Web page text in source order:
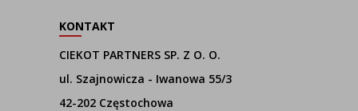
KONTAKT
CIEKOT PARTNERS SP. Z O. O.
ul. Szajnowicza - Iwanowa 55/3
42-202 Częstochowa